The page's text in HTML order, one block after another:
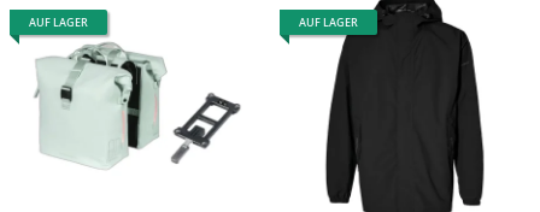
AUF LAGER AUF LAGER